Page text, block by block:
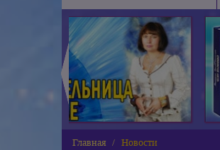
◄
Главная Новости